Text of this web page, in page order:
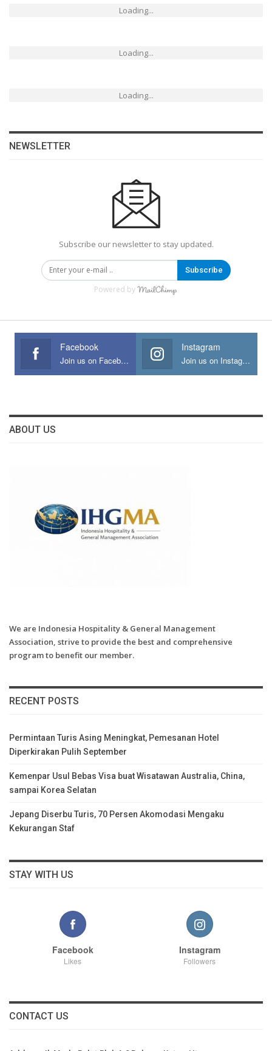
Loading...
Loading...
Loading...
NEWSLETTER
Subscribe our newsletter to stay updated.
Subscribe
Powered by
Facebook
Join us on Facebook
Instagram
Join us on Instagram
ABOUT US
We are Indonesia Hospitality & General Management
Association, strive to provide the best and comprehensive
program to benefit our member.
RECENT POSTS
Permintaan Turis Asing Meningkat, Pemesanan Hotel
Diperkirakan Pulih September
Kemenpar Usul Bebas Visa buat Wisatawan Australia, China,
sampai Korea Selatan
Jepang Diserbu Turis, 70 Persen Akomodasi Mengaku
Kekurangan Staf
STAY WITH US
Facebook
Likes
Instagram
Followers
CONTACT US